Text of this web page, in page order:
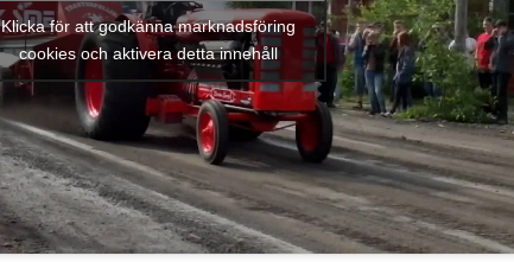
Klicka för att godkänna marknadsföring
cookies och aktivera detta innehåll